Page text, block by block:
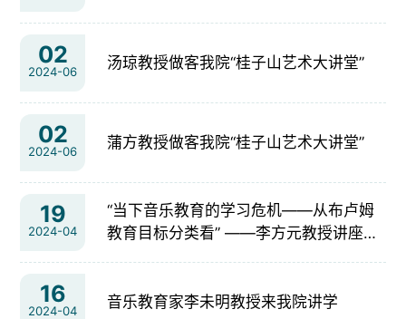
02
2024-06 汤琼教授做客我院“桂子山艺术大讲堂”
02
2024-06 蒲方教授做客我院“桂子山艺术大讲堂”
19
2024-04
“当下音乐教育的学习危机——从布卢姆
教育目标分类看” ——李方元教授讲座综
16
2024-04 音乐教育家李未明教授来我院讲学